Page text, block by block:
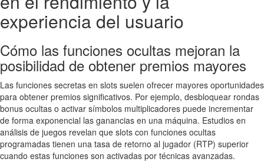
experiencia del usuario
Cómo las funciones ocultas mejoran la
posibilidad de obtener premios mayores
Las funciones secretas en slots suelen ofrecer mayores oportunidades
para obtener premios significativos. Por ejemplo, desbloquear rondas
bonus ocultas o activar símbolos multiplicadores puede incrementar
de forma exponencial las ganancias en una máquina. Estudios en
análisis de juegos revelan que slots con funciones ocultas
programadas tienen una tasa de retorno al jugador (RTP) superior
cuando estas funciones son activadas por técnicas avanzadas.